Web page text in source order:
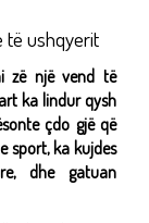
të ushqyerit
zë një vend të
ka lindur qysh
çdo gjë që
sport, ka kujdes
dhe gatuan